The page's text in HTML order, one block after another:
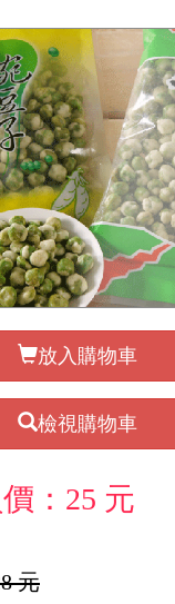
放入購物車
檢視購物車
：25 元
元